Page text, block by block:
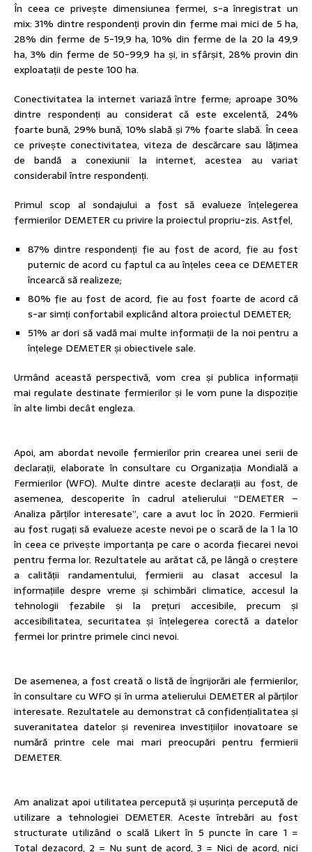
În ceea ce privește dimensiunea fermei, s-a înregistrat un
mix: 31% dintre respondenți provin din ferme mai mici de 5 ha,
28% din ferme de 5-19,9 ha, 10% din ferme de la 20 la 49,9
ha, 3% din ferme de 50-99,9 ha și, in sfârșit, 28% provin din
exploatații de peste 100 ha.
Conectivitatea la internet variază între ferme; aproape 30%
dintre respondenți au considerat că este excelentă, 24%
foarte bună, 29% bună, 10% slabă și 7% foarte slabă. În ceea
ce privește conectivitatea, viteza de descărcare sau lățimea
de bandă a conexiunii la internet, acestea au variat
considerabil între respondenți.
Primul scop al sondajului a fost să evalueze înțelegerea
fermierilor DEMETER cu privire la proiectul propriu-zis. Astfel,
87% dintre respondenți fie au fost de acord, fie au fost
puternic de acord cu faptul ca au înțeles ceea ce DEMETER
încearcă să realizeze;
80% fie au fost de acord, fie au fost foarte de acord că
s-ar simți confortabil explicând altora proiectul DEMETER;
51% ar dori să vadă mai multe informații de la noi pentru a
înțelege DEMETER și obiectivele sale.
Urmând această perspectivă, vom crea și publica informații
mai regulate destinate fermierilor și le vom pune la dispoziție
în alte limbi decât engleza.
Apoi, am abordat nevoile fermierilor prin crearea unei serii de
declarații, elaborate în consultare cu Organizația Mondială a
Fermierilor (WFO). Multe dintre aceste declarații au fost, de
asemenea, descoperite în cadrul atelierului “DEMETER –
Analiza părților interesate”, care a avut loc în 2020. Fermierii
au fost rugați să evalueze aceste nevoi pe o scară de la 1 la 10
în ceea ce privește importanța pe care o acorda fiecarei nevoi
pentru ferma lor. Rezultatele au arătat că, pe lângă o creștere
a calității randamentului, fermierii au clasat accesul la
informațiile despre vreme și schimbări climatice, accesul la
tehnologii fezabile și la prețuri accesibile, precum și
accesibilitatea, securitatea și înțelegerea corectă a datelor
fermei lor printre primele cinci nevoi.
De asemenea, a fost creată o listă de îngrijorări ale fermierilor,
în consultare cu WFO și în urma atelierului DEMETER al părților
interesate. Rezultatele au demonstrat că confidențialitatea și
suveranitatea datelor și revenirea investițiilor inovatoare se
numără printre cele mai mari preocupări pentru fermierii
DEMETER.
Am analizat apoi utilitatea percepută și ușurința percepută de
utilizare a tehnologiei DEMETER. Aceste întrebări au fost
structurate utilizând o scală Likert în 5 puncte în care 1 =
Total dezacord, 2 = Nu sunt de acord, 3 = Nici de acord, nici